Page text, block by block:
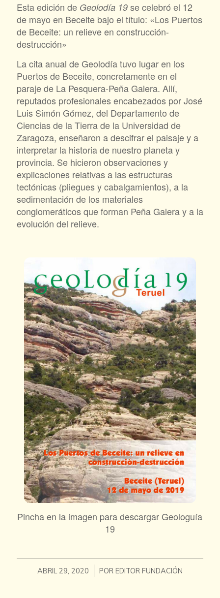
Esta edición de Geolodía 19se celebró el 12
de mayo en Beceite bajo el título: «Los Puertos
de Beceite: un relieve en construcción-
destrucción»
La cita anual de Geolodía tuvo lugar en los
Puertos de Beceite, concretamente en el
paraje de La Pesquera-Peña Galera. Allí,
reputados profesionales encabezados por José
Luis Simón Gómez, del Departamento de
Ciencias de la Tierra de la Universidad de
Zaragoza, enseñaron a descifrar el paisaje y a
interpretar la historia de nuestro planeta y
provincia. Se hicieron observaciones y
explicaciones relativas a las estructuras
tectónicas (pliegues y cabalgamientos), a la
sedimentación de los materiales
conglomeráticos que forman Peña Galera y a la
evolución del relieve.
Pincha en la imagen para descargar Geologuía
19
ABRIL 29, 2020
/ POR EDITOR FUNDACIÓN